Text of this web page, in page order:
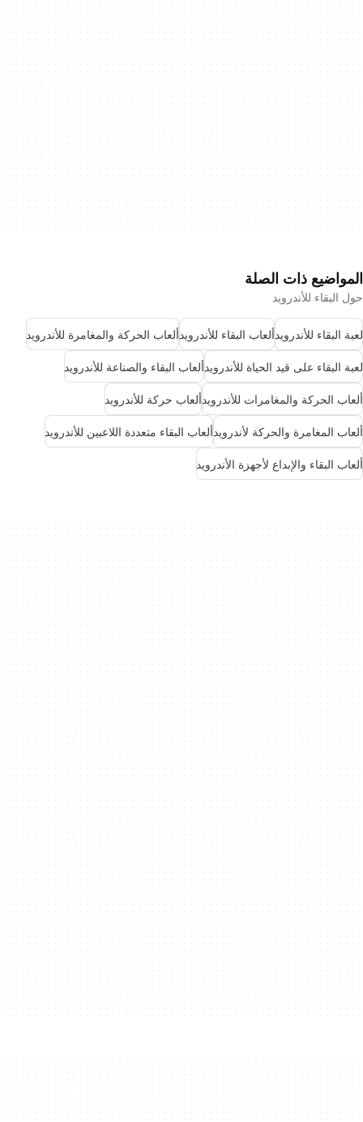
المواضيع ذات الصلة
حول البقاء للأندرويد
لعبة البقاء للأندرويدألعاب البقاء للأندرويدألعاب الحركة والمغامرة للأندرويد
لعبة البقاء على قيد الحياة للأندرويدألعاب البقاء والصناعة للأندرويد
ألعاب الحركة والمغامرات للأندرويدألعاب حركة للأندرويد
ألعاب المغامرة والحركة لأندرويدألعاب البقاء متعددة اللاعبين للأندرويد
ألعاب البقاء والإبداع لأجهزة الأندرويد